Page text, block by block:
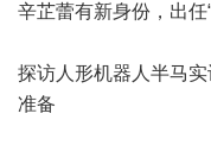
辛芷蕾有新身份，出任
探访人形机器人半马
准备